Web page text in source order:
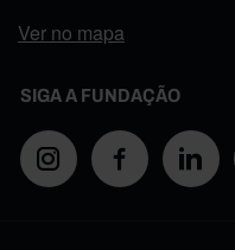
Ver no mapa
SIGA A FUNDAÇÃO